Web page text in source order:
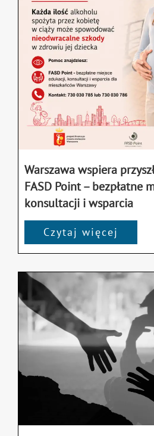
Warszawa wspiera
FASD Point – bezpłatne
konsultacji i wsparcia
Czytaj więcej